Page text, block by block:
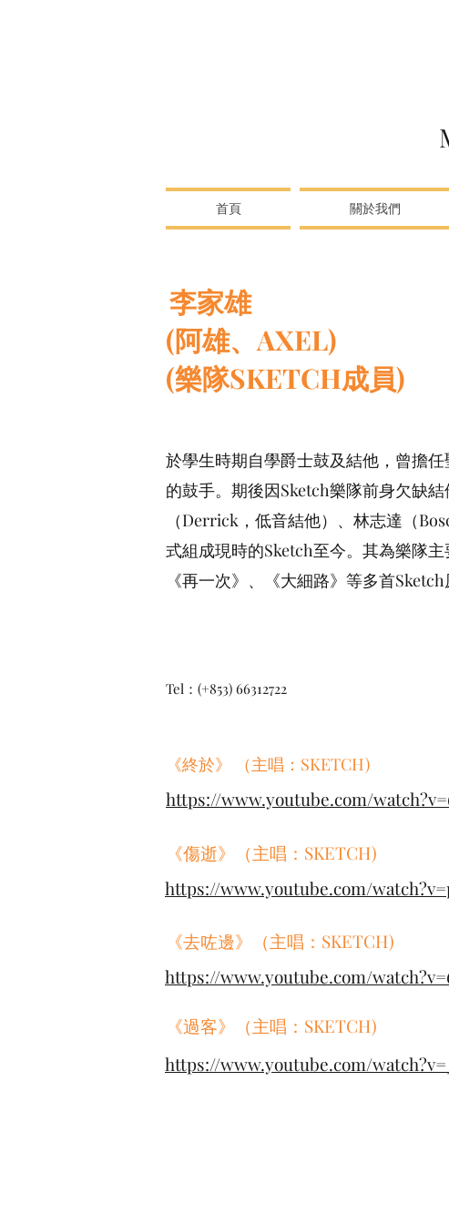
首頁 關於我們
李家雄
於學生時期自學爵士鼓及結他，曾擔
的鼓手。期後因Sketch樂隊前身欠缺
（Derrick，低音結他）、林志達（
式組成現時的Sketch至今。其為樂隊
《再一次》、《大細路》等多首Sketch
(阿雄、AXEL)
(樂隊SKETCH成員)
Tel：(+853) 66312722
《終於》 （主唱：SKETCH)
https://www.youtube.com/
《傷逝》（主唱：SKETCH)
https://www.youtube.com/
《去咗邊》（主唱：SKETCH)
https://www.youtube.com/
《過客》（主唱：SKETCH)
https://www.youtube.com/